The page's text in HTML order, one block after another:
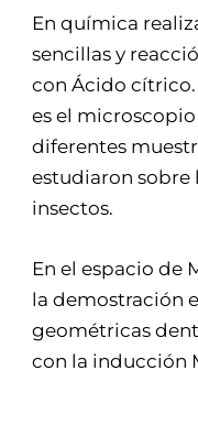
En química
sencillas y
con Ácido
es el microscopio
diferentes
estudiaron sobre
insectos.
En el espacio de
la demostración
geométricas
con la inducción